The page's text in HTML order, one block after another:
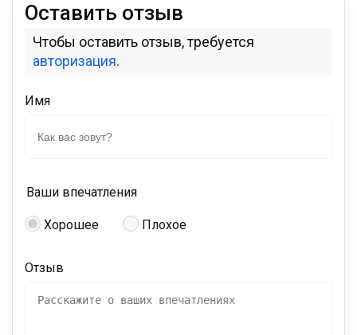
Оставить отзыв
Чтобы оставить отзыв, требуется
авторизация.
Имя
Ваши впечатления
Хорошее Плохое
Отзыв